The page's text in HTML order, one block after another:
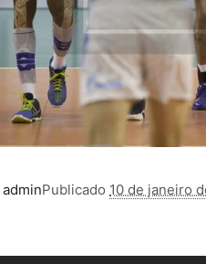
adminPublicado 10 de janeiro